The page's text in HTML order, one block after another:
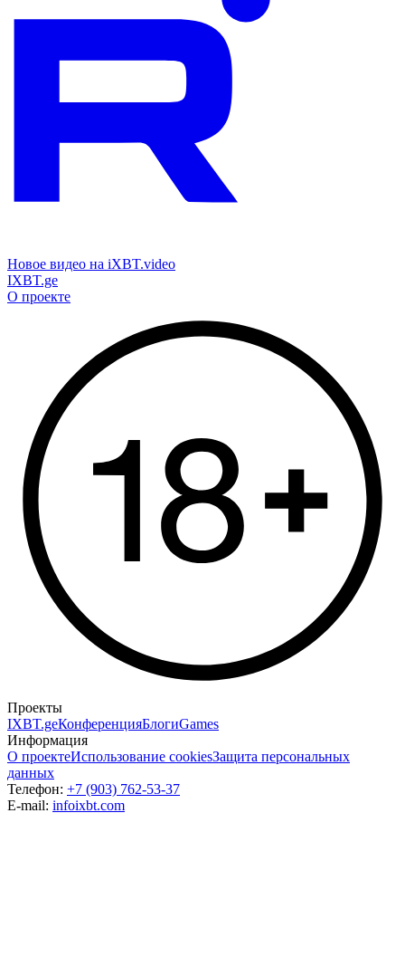
Новое видео на iXBT.video
IXBT.ge
О проекте
Проекты
IXBT.geКонференцияБлогиGames
Информация
О проектеИспользование cookiesЗащита персональных
данных
Телефон: +7 (903) 762-53-37
E-mail: infoixbt.com